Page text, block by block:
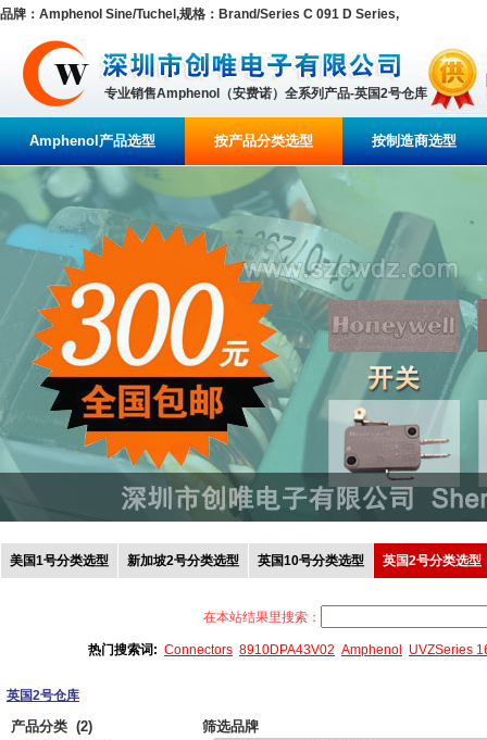
品牌：Amphenol Sine/Tuchel,规格：Brand/Series C 091 D Series,
专业销售Amphenol（安费诺）全系列产品-英国2号仓库
Amphenol产品选型 按产品分类选型 按制造商选型
美国1号分类选型 新加坡2号分类选型 英国10号分类选型 英国2号分类选型
在本站结果里搜索：
热门搜索词: Connectors 8910DPA43V02 Amphenol UVZSeries
英国2号仓库
产品分类 (2) 筛选品牌